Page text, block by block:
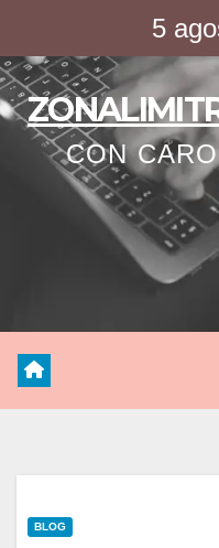
contenido
5
CON
BLOG